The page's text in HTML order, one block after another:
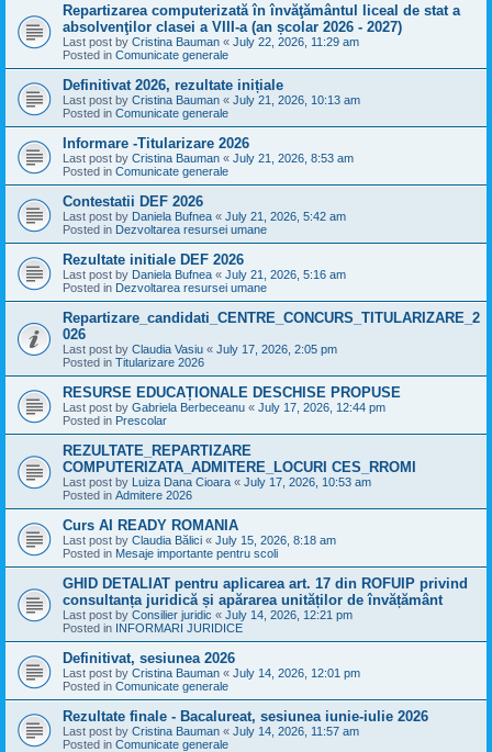
Repartizarea computerizată în învăţământul liceal de stat a
absolvenţilor clasei a VIII-a (an școlar 2026 - 2027)
Last post by Cristina Bauman « July 22, 2026, 11:29 am
Posted in Comunicate generale
Definitivat 2026, rezultate inițiale
Last post by Cristina Bauman « July 21, 2026, 10:13 am
Posted in Comunicate generale
Informare -Titularizare 2026
Last post by Cristina Bauman « July 21, 2026, 8:53 am
Posted in Comunicate generale
Contestatii DEF 2026
Last post by Daniela Bufnea « July 21, 2026, 5:42 am
Posted in Dezvoltarea resursei umane
Rezultate initiale DEF 2026
Last post by Daniela Bufnea « July 21, 2026, 5:16 am
Posted in Dezvoltarea resursei umane
Repartizare_candidati_CENTRE_CONCURS_TITULARIZARE_2
026
Last post by Claudia Vasiu « July 17, 2026, 2:05 pm
Posted in Titularizare 2026
RESURSE EDUCAȚIONALE DESCHISE PROPUSE
Last post by Gabriela Berbeceanu « July 17, 2026, 12:44 pm
Posted in Prescolar
REZULTATE_REPARTIZARE
COMPUTERIZATA_ADMITERE_LOCURI CES_RROMI
Last post by Luiza Dana Cioara « July 17, 2026, 10:53 am
Posted in Admitere 2026
Curs AI READY ROMANIA
Last post by Claudia Bălici « July 15, 2026, 8:18 am
Posted in Mesaje importante pentru scoli
GHID DETALIAT pentru aplicarea art. 17 din ROFUIP privind
consultanța juridică și apărarea unităților de învățământ
Last post by Consilier juridic « July 14, 2026, 12:21 pm
Posted in INFORMARI JURIDICE
Definitivat, sesiunea 2026
Last post by Cristina Bauman « July 14, 2026, 12:01 pm
Posted in Comunicate generale
Rezultate finale - Bacalureat, sesiunea iunie-iulie 2026
Last post by Cristina Bauman « July 14, 2026, 11:57 am
Posted in Comunicate generale